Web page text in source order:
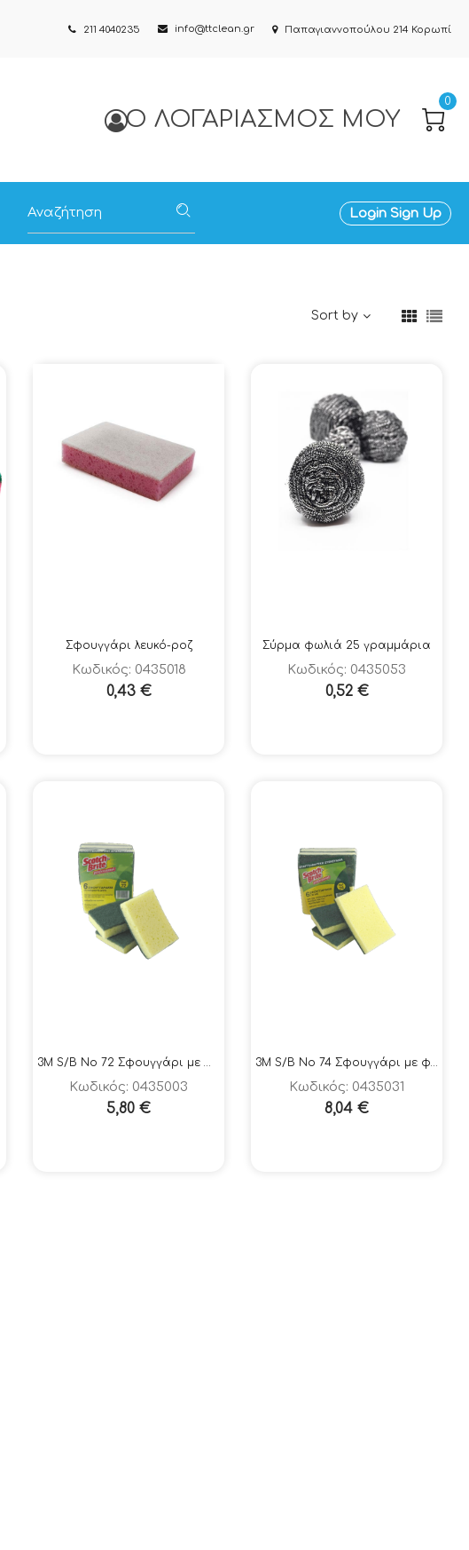
211 4040235 info@ttclean.gr Παπαγιαννοπούλου 214 Κορωπί
Ο ΛΟΓΑΡΙΑΣΜΌΣ ΜΟΥ
0
Login Sign Up
Sort by
Σφουγγάρι λευκό-ροζ
Κωδικός: 0435018
0,43 €
Σύρμα φωλιά 25 γραμμάρια
Κωδικός: 0435053
0,52 €
3M S/B No 72 Σφουγγάρι με φίμπρα 6 τεμάχια
Κωδικός: 0435003
5,80 €
3M S/B No 74 Σφουγγάρι με φίμπρα 6 τεμάχια
Κωδικός: 0435031
8,04 €